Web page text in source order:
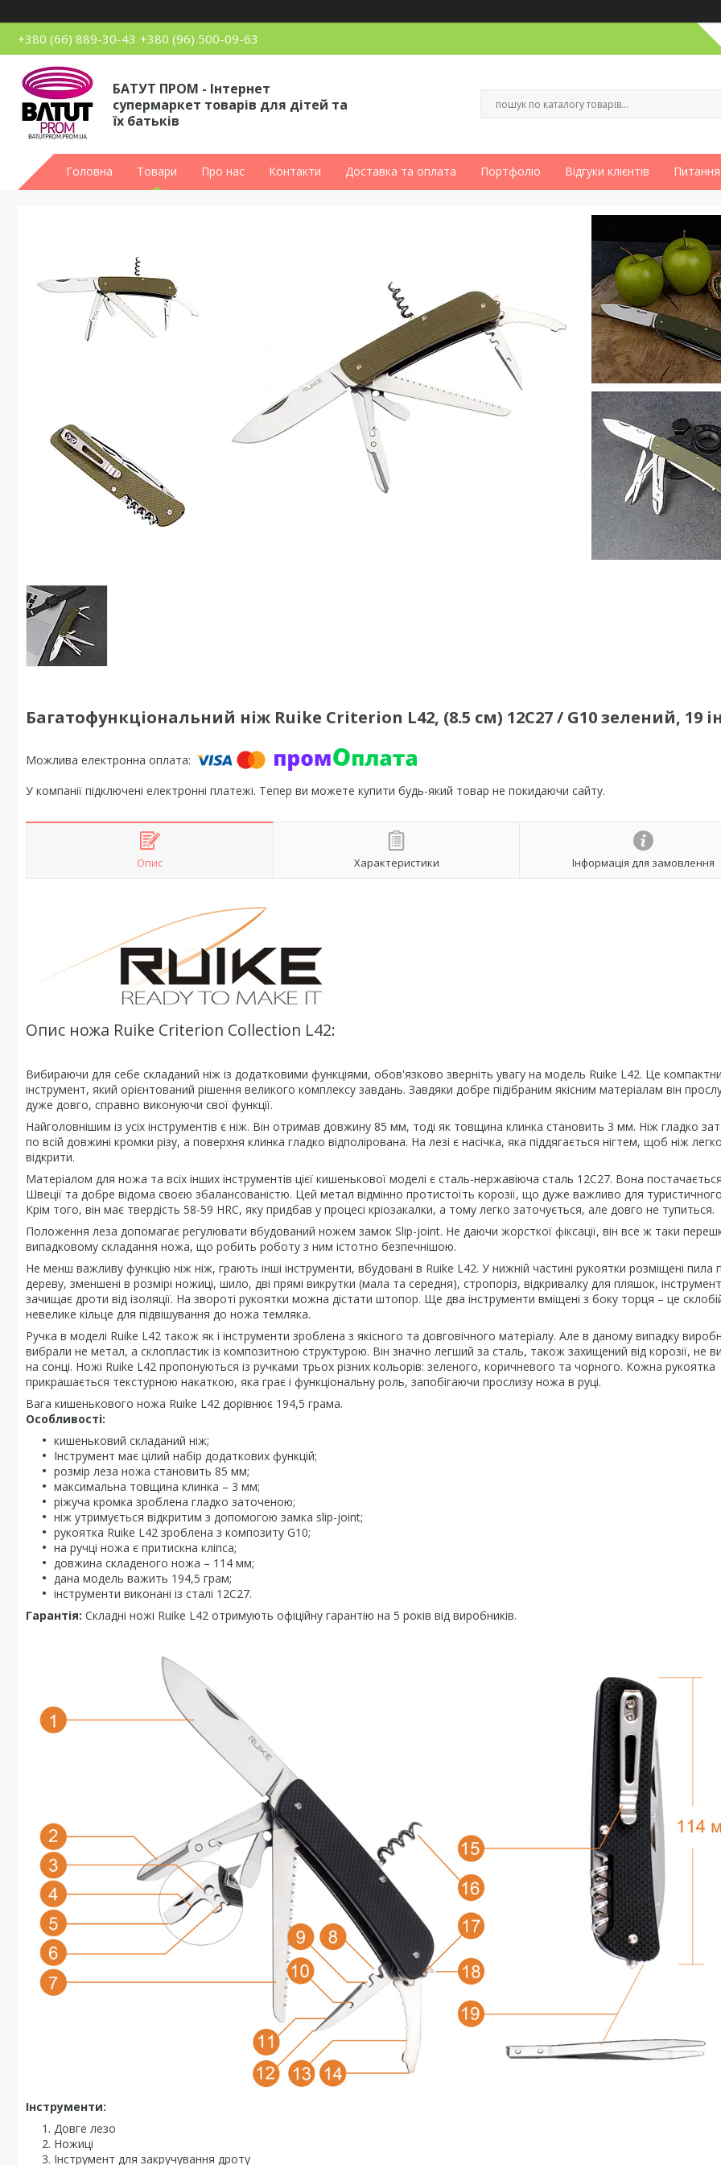
+380 (66) 889-30-43 +380 (96) 500-09-63
БАТУТ ПРОМ - Інтернет
супермаркет товарів для дітей та
їх батьків
Головна Товари Про нас Контакти Доставка та оплата Портфоліо Відгуки клієнтів Питання
Багатофункціональний ніж Ruike Criterion L42, (8.5 см) 12C27 / G10 зелений, 19
У компанії підключені електронні платежі. Тепер ви можете купити будь-який товар не покидаючи сайту.
Опис Характеристики Інформація для замовлення
Опис ножа Ruike Criterion Collection L42:
Вибираючи для себе складаний ніж із додатковими функціями, обов'язково зверніть увагу на модель Ruike L42. Це
інструмент, який орієнтований рішення великого комплексу завдань. Завдяки добре підібраним якісним матеріалам він
дуже довго, справно виконуючи свої функції.
Найголовнішим із усіх інструментів є ніж. Він отримав довжину 85 мм, тоді як товщина клинка становить 3 мм. Ніж гладко
по всій довжині кромки різу, а поверхня клинка гладко відполірована. На лезі є насічка, яка піддягається нігтем, щоб ніж
відкрити.
Матеріалом для ножа та всіх інших інструментів цієї кишенькової моделі є сталь-нержавіюча сталь 12С27. Вона
Швеції та добре відома своєю збалансованістю. Цей метал відмінно протистоїть корозії, що дуже важливо для
Крім того, він має твердість 58-59 HRC, яку придбав у процесі кріозакалки, а тому легко заточується, але довго не тупиться.
Положення леза допомагає регулювати вбудований ножем замок Slip-joint. Не даючи жорсткої фіксації, він все ж таки
випадковому складання ножа, що робить роботу з ним істотно безпечнішою.
Не менш важливу функцію ніж ніж, грають інші інструменти, вбудовані в Ruike L42. У нижній частині рукоятки розміщені пила
дереву, зменшені в розмірі ножиці, шило, дві прямі викрутки (мала та середня), стропоріз, відкривалку для пляшок,
зачищає дроти від ізоляції. На звороті рукоятки можна дістати штопор. Ще два інструменти вміщені з боку торця – це
невелике кільце для підвішування до ножа темляка.
Ручка в моделі Ruike L42 також як і інструменти зроблена з якісного та довговічного матеріалу. Але в даному випадку
вибрали не метал, а склопластик із композитною структурою. Він значно легший за сталь, також захищений від корозії, не
на сонці. Ножі Ruike L42 пропонуються із ручками трьох різних кольорів: зеленого, коричневого та чорного. Кожна рукоятка
прикрашається текстурною накаткою, яка грає і функціональну роль, запобігаючи прослизу ножа в руці.
Вага кишенькового ножа Ruike L42 дорівнює 194,5 грама.
Особливості:
кишеньковий складаний ніж;
Інструмент має цілий набір додаткових функцій;
розмір леза ножа становить 85 мм;
максимальна товщина клинка – 3 мм;
ріжуча кромка зроблена гладко заточеною;
ніж утримується відкритим з допомогою замка slip-joint;
рукоятка Ruike L42 зроблена з композиту G10;
на ручці ножа є притискна кліпса;
довжина складеного ножа – 114 мм;
дана модель важить 194,5 грам;
інструменти виконані із сталі 12С27.
Гарантія: Складні ножі Ruike L42 отримують офіційну гарантію на 5 років від виробників.
Інструменти:
Довге лезо
Ножиці
Інструмент для закручування дроту